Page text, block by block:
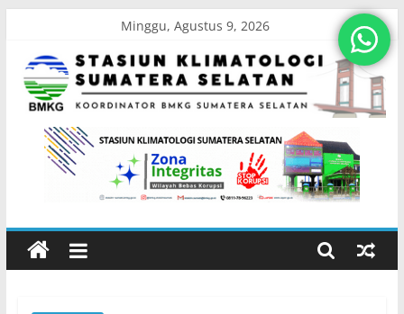
content
Minggu, Agustus 9, 2026
Stasiun
Klimatologi
Sumatera